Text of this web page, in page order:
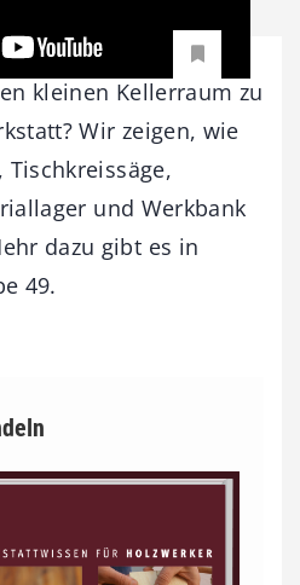
kleinen Kellerraum zu
Wir zeigen, wie
Tischkreissäge,
und Werkbank
dazu gibt es in
49.